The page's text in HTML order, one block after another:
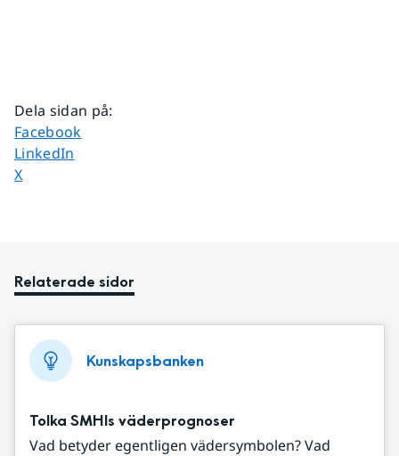
Dela sidan på:
Dela sidan på
Facebook
Dela sidan på
LinkedIn
Dela sidan på
X
Relaterade sidor
Kunskapsbanken
Tolka SMHIs väderprognoser
Vad betyder egentligen vädersymbolen? Vad